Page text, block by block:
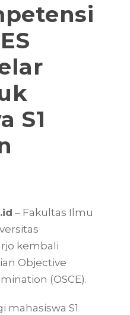
S1
– Fakultas Ilmu
kembali
Objective
(OSCE).
mahasiswa S1